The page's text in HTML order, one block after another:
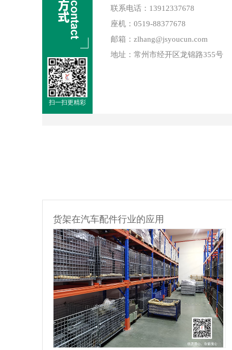
扫一扫更精彩
联系电话：13912337678
座机：0519-88377678
邮箱：zlhang@jsyoucun.com
地址：常州市经开区龙锦路355号
货架在电缆行业的应用